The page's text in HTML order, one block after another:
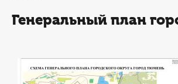
Генеральный план